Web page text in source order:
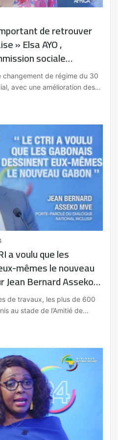
de retrouver
» Elsa AYO ,
sociale
changement de régime du 30
avec une amélioration des…
a voulu que les
mêmes le nouveau
Jean Bernard Asseko
Dialogue national
de travaux, les plus de 600
au stade de l’Amitié de…